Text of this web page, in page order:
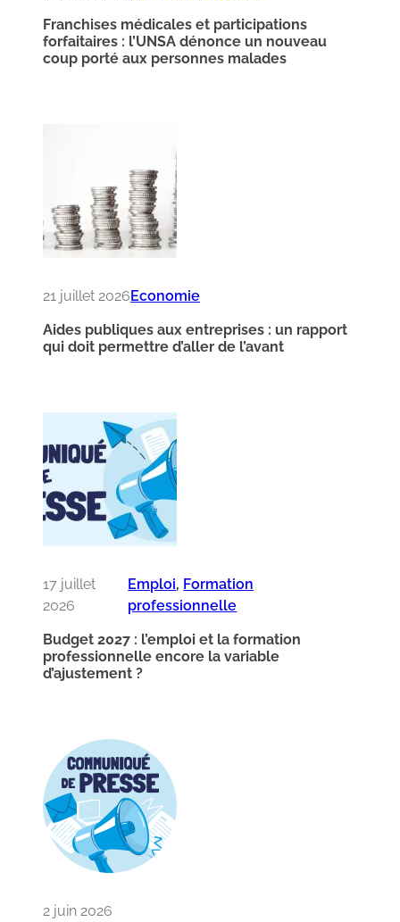
Franchises médicales et participations
forfaitaires : l’UNSA dénonce un nouveau
coup porté aux personnes malades
21 juillet 2026Economie
Aides publiques aux entreprises : un rapport
qui doit permettre d’aller de l’avant
17 juillet
2026
Emploi, Formation
professionnelle
Budget 2027 : l’emploi et la formation
professionnelle encore la variable
d’ajustement ?
2 juin 2026